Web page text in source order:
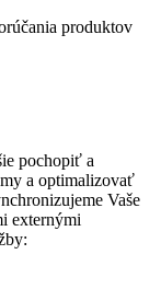
produktov
pochopiť a
a optimalizovať
Vaše
externými